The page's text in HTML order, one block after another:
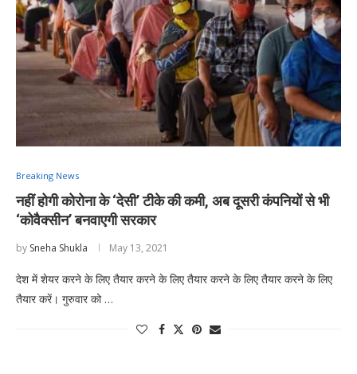
Breaking News
नहीं होगी कोरोना के ‘देसी’ टीके की कमी, अब दूसरी कंपनियों से भी
‘कोवैक्सीन’ बनवाएगी सरकार
by Sneha Shukla May 13, 2021
देश में शेयर करने के लिए तैयार करने के लिए तैयार करने के लिए तैयार करने के लिए
तैयार करें। गुरुवार को …